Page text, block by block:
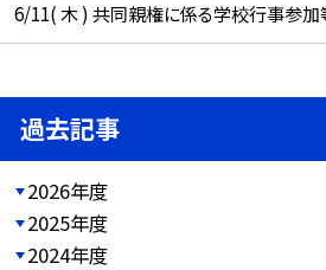
6/11( 木 ) 共同親権に係る学校行事参
過去記事
2026年度
2025年度
2024年度